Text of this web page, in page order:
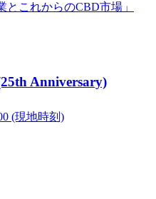
これからのCBD市場」
Anniversary)
(現地時刻)